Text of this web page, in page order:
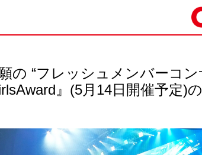
の “フレッシュメンバーコン
』(5⽉14⽇開催予定)